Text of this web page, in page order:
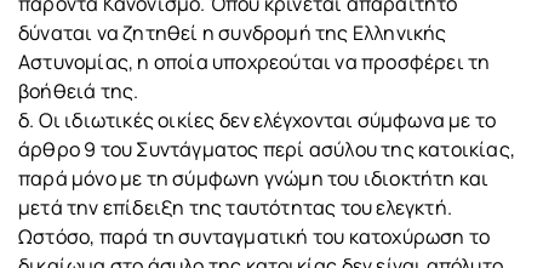
δύναται να ζητηθεί η συνδρομή της Ελληνικής
Αστυνομίας, η οποία υποχρεούται να προσφέρει τη
βοήθειά της.
δ. Οι ιδιωτικές οικίες δεν ελέγχονται σύμφωνα με το
άρθρο 9 του Συντάγματος περί ασύλου της κατοικίας,
παρά μόνο με τη σύμφωνη γνώμη του ιδιοκτήτη και
μετά την επίδειξη της ταυτότητας του ελεγκτή.
Ωστόσο, παρά τη συνταγματική του κατοχύρωση το